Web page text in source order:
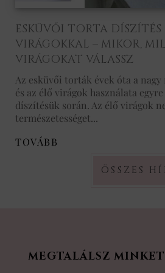
ESKÜVŐI TORTA DÍSZÍTÉS
VIRÁGOKKAL – MIKOR,
VIRÁGOKAT VÁLASSZ
Az esküvői torták évek óta a
és az élő virágok használata
díszítésük során. Az élő virágok
természetességet...
TOVÁBB
ÖSSZES
MEGTALÁLSZ MINKET